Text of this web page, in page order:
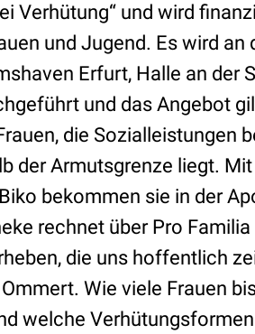
Verhütung“ und wird
und Jugend. Es wird
Erfurt, Halle an der
und das Angebot
die Sozialleistungen
der Armutsgrenze liegt.
bekommen sie in der
rechnet über Pro
die uns hoffentlich
Wie viele Frauen
welche